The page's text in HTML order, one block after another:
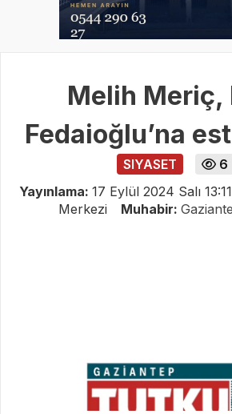
Melih Meriç,
Fedaioğlu’na
SIYASET
6
Yayınlama: 17 Eylül 2024 Salı 13:11
Merkezi
Muhabir: